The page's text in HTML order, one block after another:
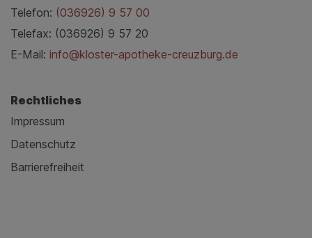
Telefon: (036926) 9 57 00
Telefax: (036926) 9 57 20
E-Mail: info@kloster-apotheke-creuzburg.de
Rechtliches
Impressum
Datenschutz
Barrierefreiheit